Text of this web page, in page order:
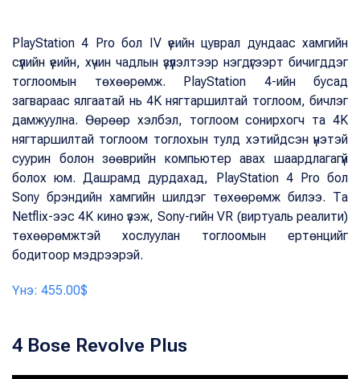
PlayStation 4 Pro бол IV үеийн цуврал дундаас хамгийн
сүүлийн үеийн, хүчин чадлын үзүүлэлтээр нэгдүгээрт бичигддэг
тоглоомын төхөөрөмж. PlayStation 4-ийн бусад
загвараас ялгаатай нь 4K нягтаршилтай тоглоом, бичлэг
дамжуулна. Өөрөөр хэлбэл, тоглоом сонирхогч та 4K
нягтаршилтай тоглоом тоглохын тулд хэтийдсэн үнэтэй
суурин болон зөөврийн компьютер авах шаардлагагүй
болох юм. Дашрамд дурдахад, PlayStation 4 Pro бол
Sony брэндийн хамгийн шилдэг төхөөрөмж билээ. Та
Netflix-ээс 4K кино үзэж, Sony-гийн VR (виртуаль реалити)
төхөөрөмжтэй хослуулан тоглоомын ертөнцийг
бодитоор мэдрээрэй.
Үнэ: 455.00$
4 Bose Revolve Plus